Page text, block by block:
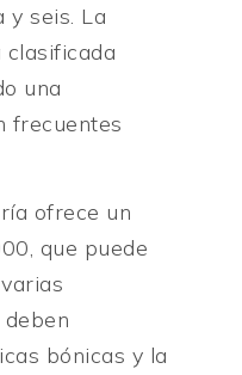
y seis. La
clasificada
una
frecuentes
ofrece un
que puede
bónicas y la